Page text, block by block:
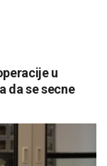
u
da se secne